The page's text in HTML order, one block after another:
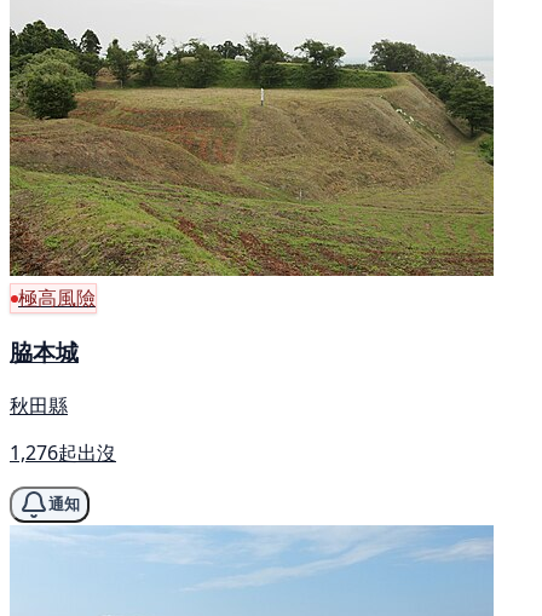
極高風險
脇本城
秋田縣
1,276起出沒
通知